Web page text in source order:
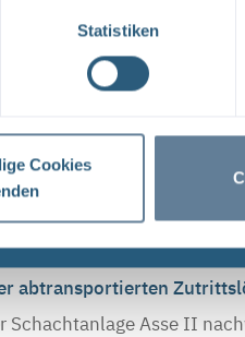
Statistiken
Cookies
in der
der Rückholungsplanung?
– Abgabe von
ist ein fast
die Mitarbeiter*innen
abtransportierten
Schachtanlage Asse II